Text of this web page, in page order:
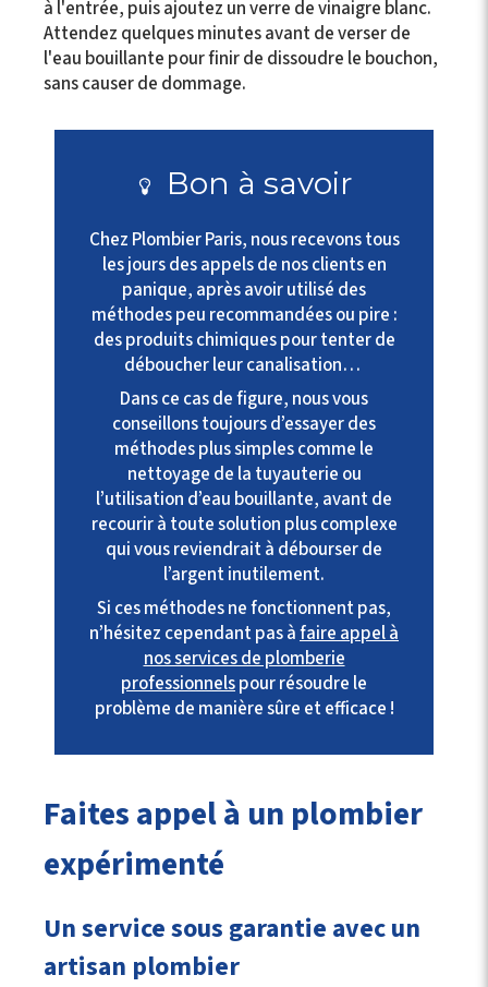
à l'entrée, puis ajoutez un verre de vinaigre blanc.
Attendez quelques minutes avant de verser de
l'eau bouillante pour finir de dissoudre le bouchon,
sans causer de dommage.
Bon à savoir
Chez Plombier Paris, nous recevons tous
les jours des appels de nos clients en
panique, après avoir utilisé des
méthodes peu recommandées ou pire :
des produits chimiques pour tenter de
déboucher leur canalisation…
Dans ce cas de figure, nous vous
conseillons toujours d’essayer des
méthodes plus simples comme le
nettoyage de la tuyauterie ou
l’utilisation d’eau bouillante, avant de
recourir à toute solution plus complexe
qui vous reviendrait à débourser de
l’argent inutilement.
Si ces méthodes ne fonctionnent pas,
n’hésitez cependant pas àfaire appel à
nos services de plomberie
professionnelspour résoudre le
problème de manière sûre et efficace !
Faites appel à un plombier
expérimenté
Un service sous garantie avec un
artisan plombier